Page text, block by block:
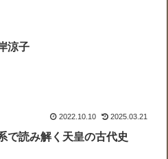
涼子
2022.10.10 2025.03.21
で読み解く天皇の古代史